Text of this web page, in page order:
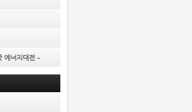
에너지대전 –